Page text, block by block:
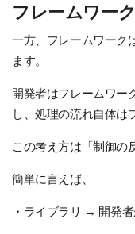
フレームワー
一方、フレームワーク
ます。
開発者はフレームワー
し、処理の流れ自体は
この考え方は「制御の
簡単に言えば、
・ライブラリ → 開発